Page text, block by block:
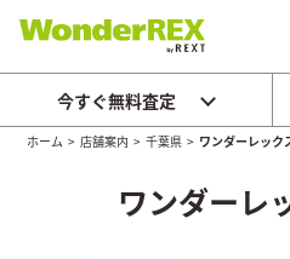
今すぐ無料査定
ホーム >店舗案内 >千葉県 > ワンダーレック
ワンダーレ